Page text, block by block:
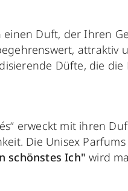
einen Duft, der Ihren
attraktiv
Düfte, die
erweckt mit ihren
Die Unisex
schönstes Ich" wird